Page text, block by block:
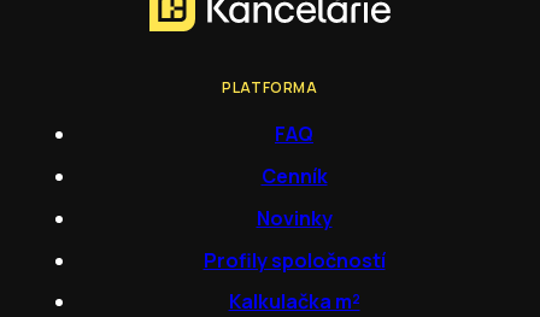
PLATFORMA
FAQ
Cenník
Novinky
Profily spoločností
Kalkulačka m²